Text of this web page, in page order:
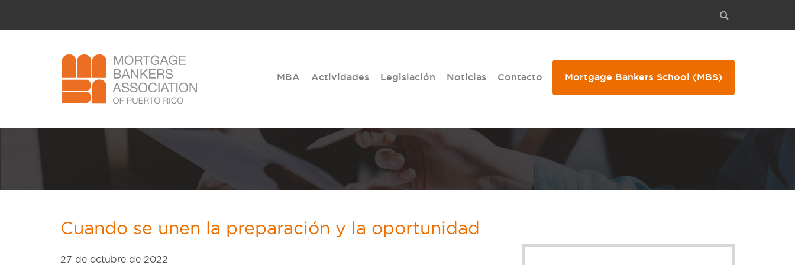
MBA Actividades Legislación Noticias Contacto Mortgage Bankers School (MBS)
Cuando se unen la preparación y la oportunidad
27 de octubre de 2022